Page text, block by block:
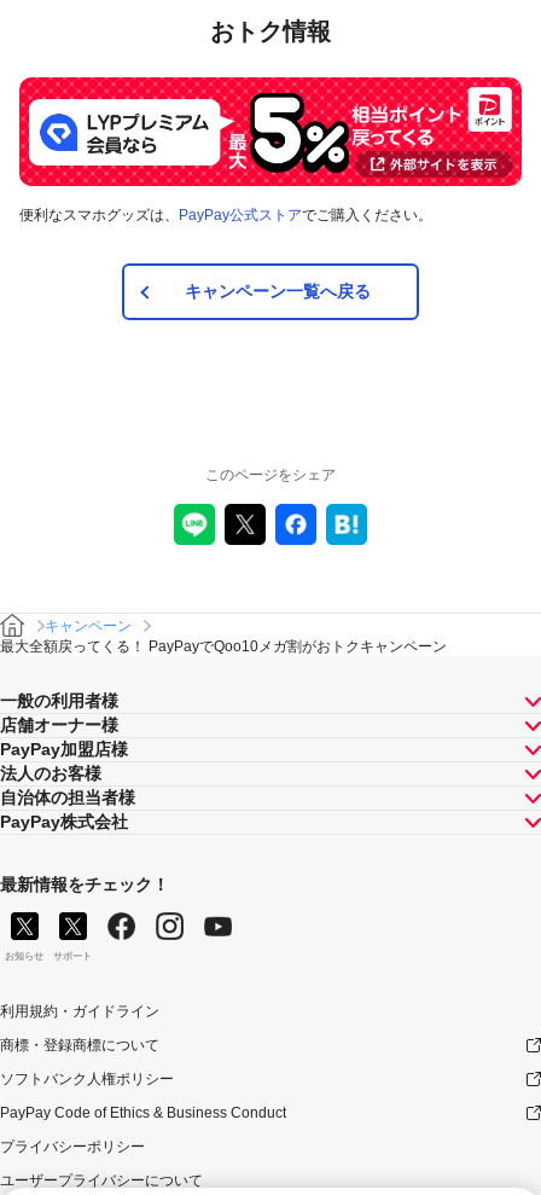
合や、キャンペーン自体を予告なく中止する場合があり
キャンペーンを適用すると、本キャンペーンによるキャ
ンペーン期間中のPayPayポイントの付与額が合計
100,000円相当を超えるときには、当該付与額の合計が
100,000ポイントとなるよう付与いたします（付与額の合
計がキャンペーン期間中100,000ポイントを超えることは
ございません）。
（以下「取消し等」といいます。）、取消し等の理由の
如何にかかわらず、また、対象店舗による返金の有無に
かかわらず、当該取消し等の対象となったPayPay決済に
し等の理由の如何にかかわらず、また、対象店舗による
返金の有無にかかわらず、「キャンペーン期間中の付与
ら取消し等までのPayPay決済について本キャンペーンに
よるPayPayポイントの付与が行われることはありませ
景品について
PayPayポイント付与の際に、小数点以下は切り捨てとな
ります。
PayPayポイントはPayPay公式ストア、PayPayカード公
式ストアでも利用可能です。出金・譲渡は不可となりま
す。
法によるお支払いの翌日から起算して30日後に実施いた
します。ただし、お客様のご利用状況やシステム上の都
合等により付与時期が遅くなる場合があります。
PayPayポイントは、1ポイント＝1円相当としてお支払い
との併用はできません。）
付与されるPayPayポイントが1ポイント未満となる場合
は、当選時でもはずれ画面が出ます。
禁止事項等について
以下のいずれかに該当する場合は本キャンペーンの適用
対象外とします。万一、本キャンペーンによる付与を行
おトク情報
便利なスマホグッズは、 PayPay公式ストアでご購入ください。
キャンペーン一覧へ戻る
このページをシェア
キャンペーン
最大全額戻ってくる！ PayPayでQoo10メガ割がおトクキャンペーン
一般の利用者様
店舗オーナー様
PayPay加盟店様
法人のお客様
自治体の担当者様
PayPay株式会社
最新情報をチェック！
お知らせ サポート
利用規約・ガイドライン
商標・登録商標について
ソフトバンク人権ポリシー
PayPay Code of Ethics & Business Conduct
プライバシーポリシー
ユーザープライバシーについて